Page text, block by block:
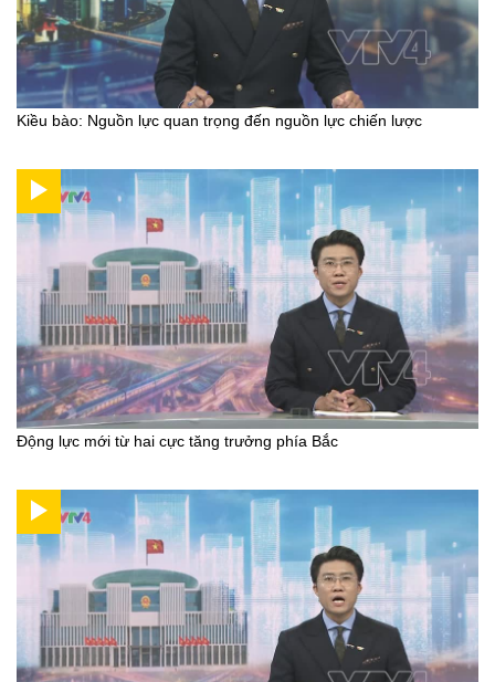
Kiều bào: Nguồn lực quan trọng đến nguồn lực chiến lược
Động lực mới từ hai cực tăng trưởng phía Bắc